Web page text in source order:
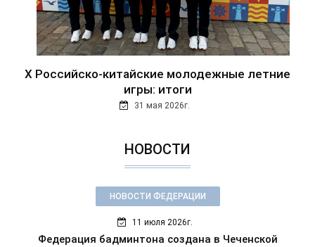
Х Российско-китайские молодежные летние
игры: итоги
31 мая 2026г.
НОВОСТИ
НОВОСТИ ФЕДЕРАЦИИ
11 июля 2026г.
Федерация бадминтона создана в Чеченской